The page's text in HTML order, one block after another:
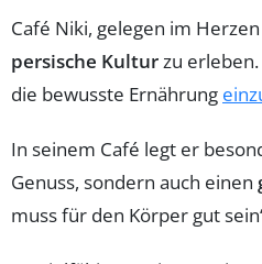
Café Niki, gelegen im
persische Kultur zu
die bewusste Ernährung
In seinem Café legt er
Genuss, sondern auch einen
muss für den Körper gut